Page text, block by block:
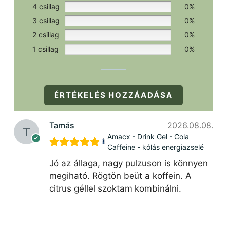
4 csillag
0%
3 csillag
0%
2 csillag
0%
1 csillag
0%
ÉRTÉKELÉS HOZZÁADÁSA
Tamás 2026.08.08.
Amacx - Drink Gel - Cola
Caffeine - kólás energiazselé
Jó az állaga, nagy pulzuson is könnyen
megiható. Rögtön beüt a koffein. A
citrus géllel szoktam kombinálni.